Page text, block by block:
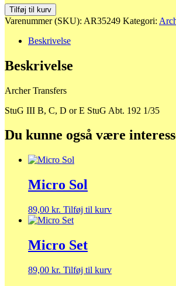
AR35249
StuG
D
or
StuG
192
antal
Tilføj til kurv
Varenummer (SKU): AR35249 Kategori:
Beskrivelse
Beskrivelse
Archer Transfers
StuG III B, C, D or E StuG Abt. 192 1/35
Du kunne også være
Micro Sol
89,00 kr. Tilføj til kurv
Micro Set
89,00 kr. Tilføj til kurv